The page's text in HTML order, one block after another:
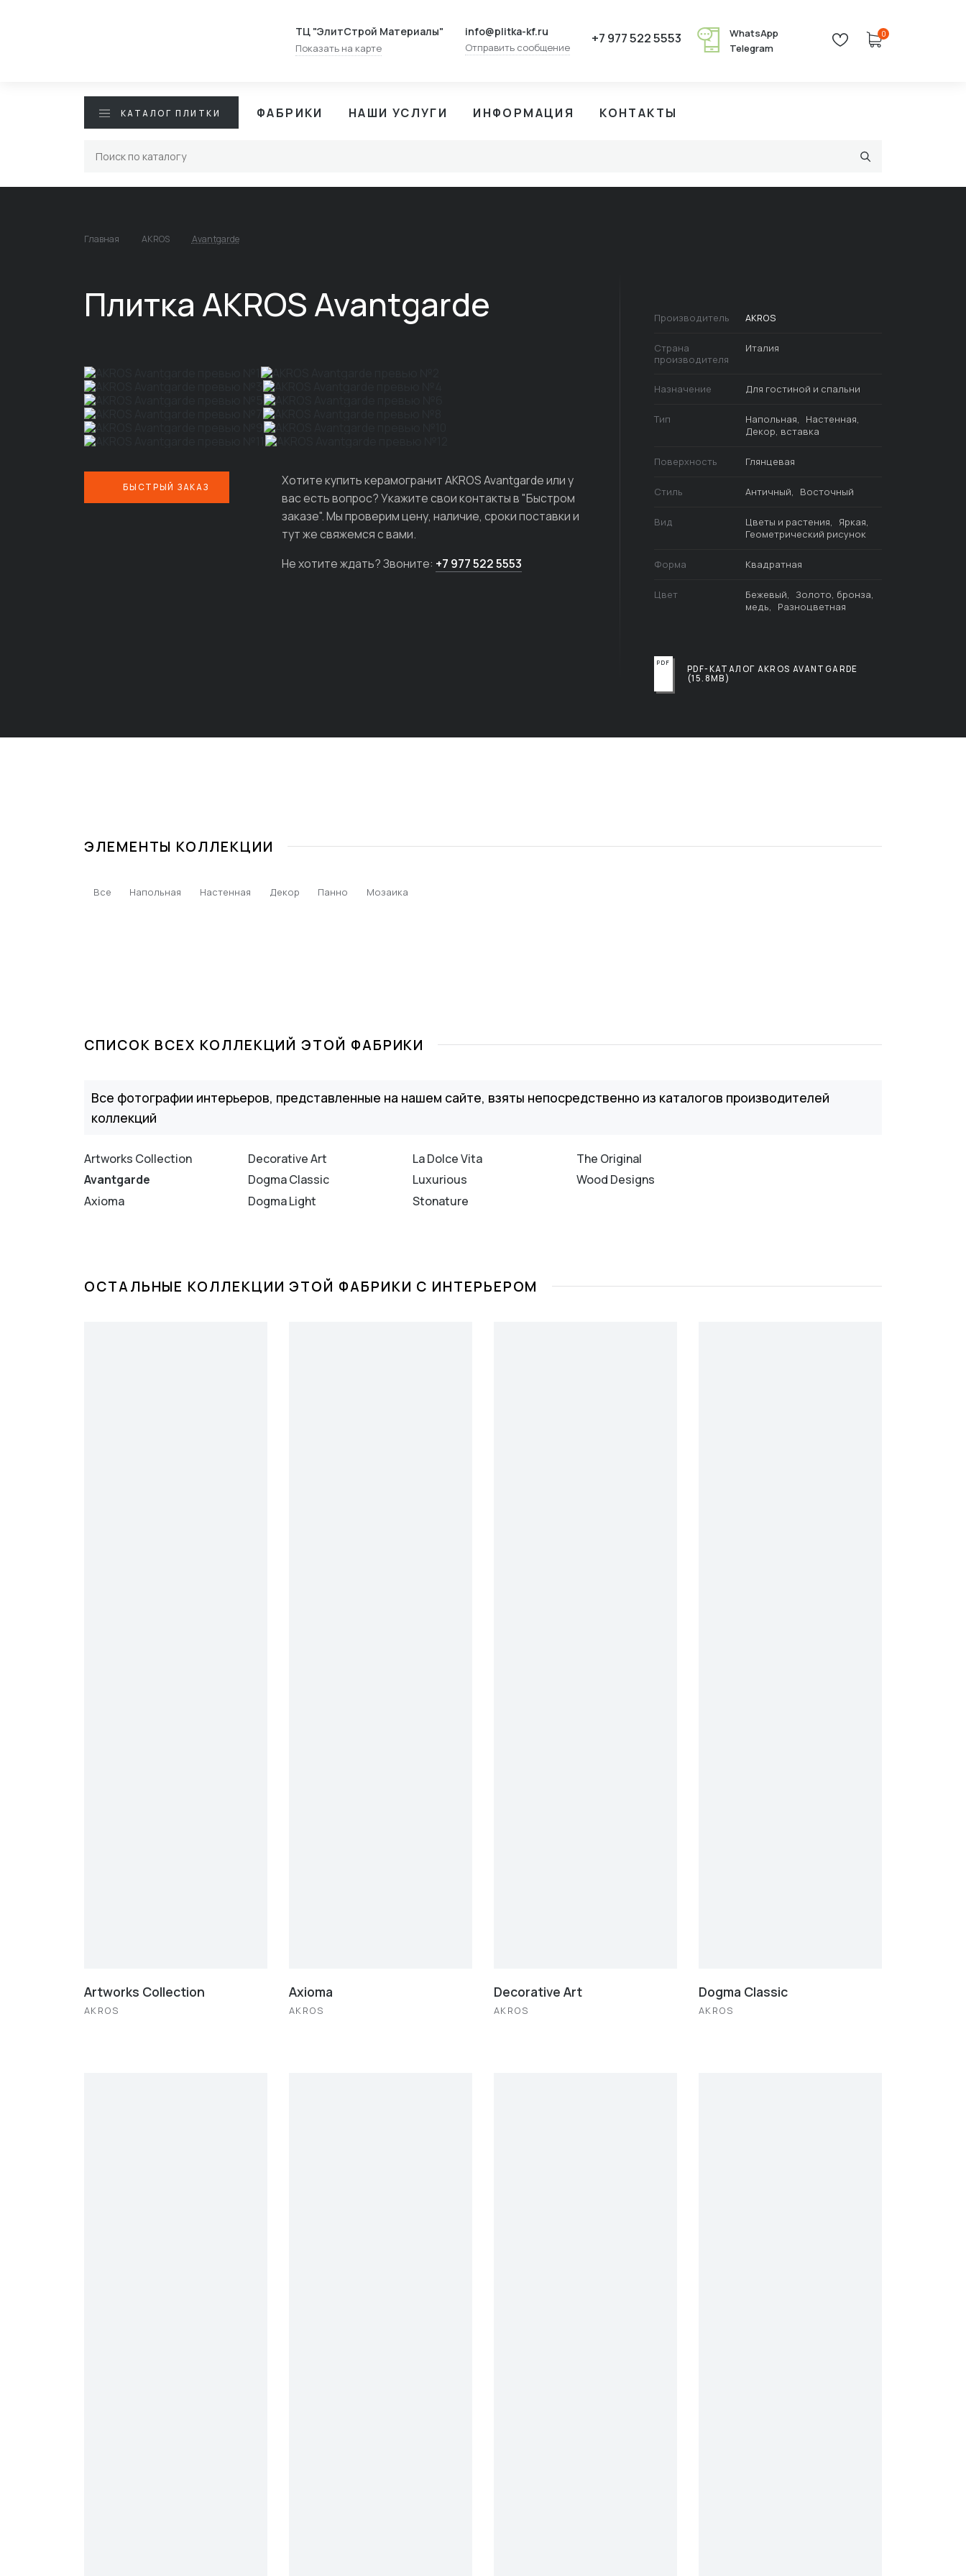
ТЦ "ЭлитСтрой Материалы"
Показать на карте
info@plitka-kf.ru
Отправить сообщение
+7 977 522 5553
WhatsApp
Telegram
0
КАТАЛОГ ПЛИТКИ ФАБРИКИ НАШИ УСЛУГИ ИНФОРМАЦИЯ КОНТАКТЫ
Главная AKROS Avantgarde
Плитка AKROS Avantgarde
БЫСТРЫЙ ЗАКАЗ
Хотите купить керамогранит AKROS Avantgarde или у
вас есть вопрос? Укажите свои контакты в "Быстром
заказе". Мы проверим цену, наличие, сроки поставки и
тут же свяжемся с вами.
Не хотите ждать? Звоните: +7 977 522 5553
Производитель AKROS
Страна
производителя
Италия
Назначение Для гостиной и спальни
Тип Напольная
Настенная
Декор, вставка
Поверхность Глянцевая
Стиль Античный Восточный
Вид Цветы и растения
Яркая
Геометрический рисунок
Форма Квадратная
Цвет Бежевый
Золото, бронза,
медь
Разноцветная
PDF-КАТАЛОГ AKROS AVANTGARDE
(15.8MB)
ЭЛЕМЕНТЫ КОЛЛЕКЦИИ
Все Напольная Настенная Декор Панно Мозаика
СПИСОК ВСЕХ КОЛЛЕКЦИЙ ЭТОЙ ФАБРИКИ
Все фотографии интерьеров, представленные на нашем сайте, взяты непосредственно из каталогов производителей
коллекций
Artworks Collection
Avantgarde
Axioma
Decorative Art
Dogma Classic
Dogma Light
La Dolce Vita
Luxurious
Stonature
The Original
Wood Designs
ОСТАЛЬНЫЕ КОЛЛЕКЦИИ ЭТОЙ ФАБРИКИ С ИНТЕРЬЕРОМ
Artworks Collection
AKROS
Axioma
AKROS
Decorative Art
AKROS
Dogma Classic
AKROS